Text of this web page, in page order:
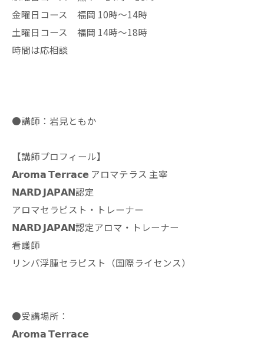
金曜日コース 福岡 10時〜14時
土曜日コース 福岡 14時〜18時
時間は応相談
●講師：岩見ともか
【講師プロフィール】
𝗔𝗿𝗼𝗺𝗮 𝗧𝗲𝗿𝗿𝗮𝗰𝗲 アロマテラス 主宰
𝗡𝗔𝗥𝗗 𝗝𝗔𝗣𝗔𝗡認定
アロマセラピスト・トレーナー
𝗡𝗔𝗥𝗗 𝗝𝗔𝗣𝗔𝗡認定アロマ・トレーナー
看護師
リンパ浮腫セラピスト（国際ライセンス）
●受講場所：
𝗔𝗿𝗼𝗺𝗮 𝗧𝗲𝗿𝗿𝗮𝗰𝗲